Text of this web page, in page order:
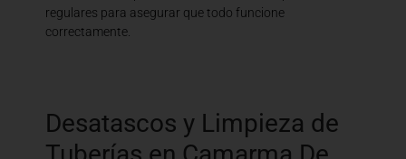
regulares para asegurar que todo funcione
correctamente.
Desatascos y Limpieza de